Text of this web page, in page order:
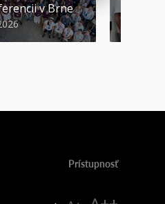
v Brne
Prístupnosť